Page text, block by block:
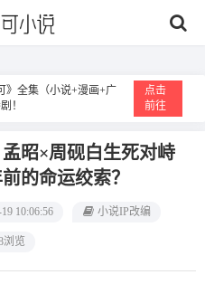
》全集（小说+漫画+广
！
点击
前往
昭×周砚白生死对峙
的命运绞索？
10:06:56 小说IP改编
浏览